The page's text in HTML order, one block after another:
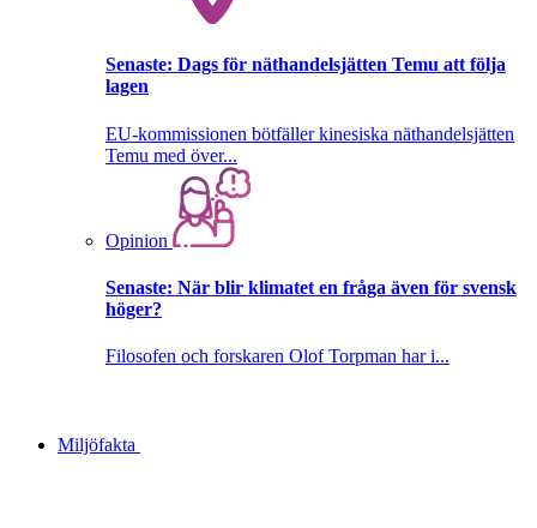
Senaste: Dags för näthandelsjätten Temu att följa
lagen
EU-kommissionen bötfäller kinesiska näthandelsjätten
Temu med över...
Opinion
Senaste: När blir klimatet en fråga även för svensk
höger?
Filosofen och forskaren Olof Torpman har i...
Miljöfakta